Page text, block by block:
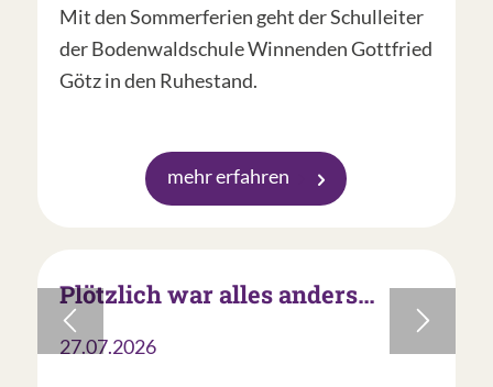
Mit den Sommerferien geht der Schulleiter
der Bodenwaldschule Winnenden Gottfried
Götz in den Ruhestand.
mehr erfahren
Plötzlich war alles anders…
27.07.2026